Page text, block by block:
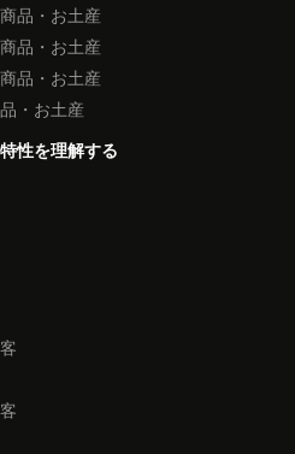
品・お土産
品・お土産
品・お土産
・お土産
性を理解する